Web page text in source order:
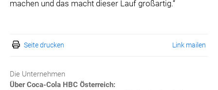
machen und das macht dieser Lauf großartig.“
Seite drucken Link mailen
Die Unternehmen
Über Coca-Cola HBC Österreich: